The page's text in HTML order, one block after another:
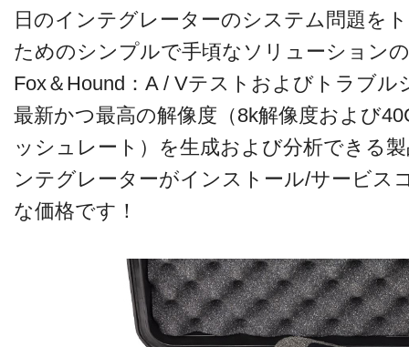
日のインテグレーターのシステム問題を
ためのシンプルで手頃なソリューション
Fox＆Hound：A / Vテストおよびトラブ
最新かつ最高の解像度（8k解像度および
ッシュレート）を生成および分析できる
ンテグレーターがインストール/サービス
な価格です！